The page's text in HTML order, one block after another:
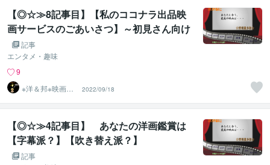
【◎☆≫8記事目】【私のココナラ出品映
画サービスのごあいさつ】～初見さん向け
記事編～
記事
エンタメ・趣味
9
※洋＆邦※映画10
00作以上鑑賞済
のST
2022/09/18
【◎☆≫4記事目】 あなたの洋画鑑賞は
【字幕派？】【吹き替え派？】
記事